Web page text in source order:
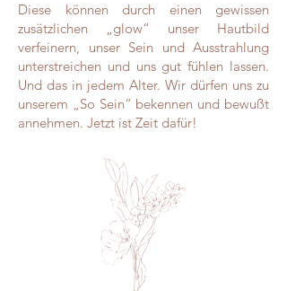
Diese können durch einen gewissen
zusätzlichen „glow“ unser Hautbild
verfeinern, unser Sein und Ausstrahlung
unterstreichen und uns gut fühlen lassen.
Und das in jedem Alter. Wir dürfen uns zu
unserem „So Sein“ bekennen und bewußt
annehmen. Jetzt ist Zeit dafür!